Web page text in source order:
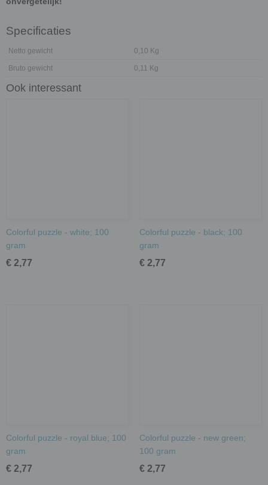
Specificaties
Netto gewicht 0,10 Kg
Bruto gewicht 0,11 Kg
Ook interessant
Colorful puzzle - white; 100
gram
€ 2,77
Colorful puzzle - black; 100
gram
€ 2,77
Colorful puzzle - royal blue; 100
gram
€ 2,77
Colorful puzzle - new green;
100 gram
€ 2,77